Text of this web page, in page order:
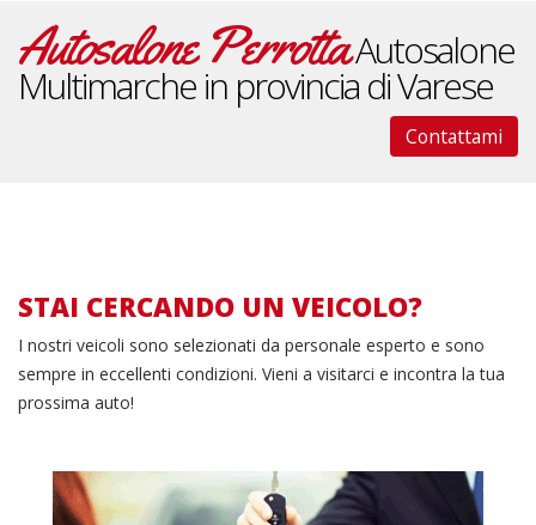
Autosalone PerrottaAutosalone
Multimarche in provincia di Varese
Contattami
Vedi
nostre
STAI CERCANDO UN VEICOLO?
I nostri veicoli sono selezionati da personale esperto e sono
sempre in eccellenti condizioni. Vieni a visitarci e incontra la tua
prossima auto!